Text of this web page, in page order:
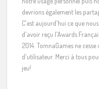
devrions également les
C'est aujourd'hui ce que
d'avoir reçu l'Awards
2014. TomnaGames ne
d'utilisateur. Merci à tous
jeu!